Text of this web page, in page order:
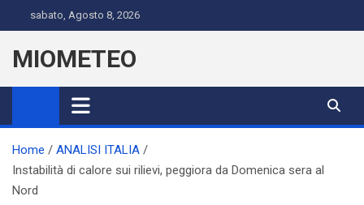
to
content
sabato, Agosto 8, 2026
MIOMETEO
Home
ANALISI ITALIA
Instabilità di calore sui rilievi, peggiora da Domenica sera al
Nord